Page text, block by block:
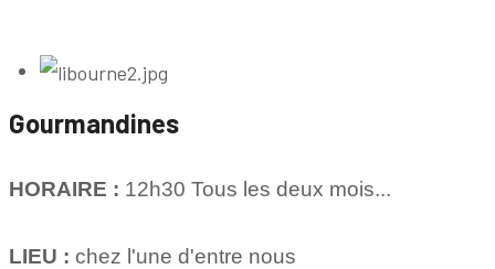
Gourmandines
HORAIRE : 12h30 Tous les deux mois...
LIEU : chez l'une d'entre nous